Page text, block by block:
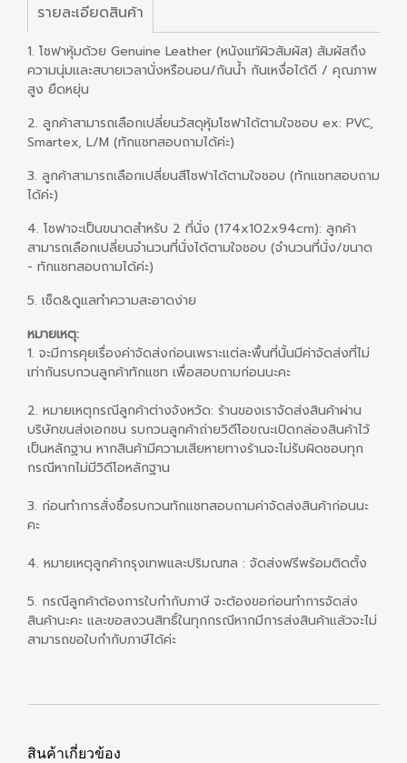
รายละเอียดสินค้า
1. โซฟาหุ้มด้วย Genuine Leather (หนังแท้ผิวสัมผัส) สัมผัสถึง
ความนุ่มและสบายเวลานั่งหรือนอน/กันน้ำ กันเหงื่อได้ดี / คุณภาพ
สูง ยืดหยุ่น
2. ลูกค้าสามารถเลือกเปลี่ยนวัสดุหุ้มโซฟาได้ตามใจชอบ ex: PVC,
Smartex, L/M (ทักแชทสอบถามได้ค่ะ)
3. ลูกค้าสามารถเลือกเปลี่ยนสีโซฟาได้ตามใจชอบ (ทักแชทสอบถาม
ได้ค่ะ)
4. โซฟาจะเป็นขนาดสำหรับ 2 ที่นั่ง (174x102x94cm): ลูกค้า
สามารถเลือกเปลี่ยนจำนวนที่นั่งได้ตามใจชอบ (จำนวนที่นั่ง/ขนาด
- ทักแชทสอบถามได้ค่ะ)
5. เช็ด&ดูแลทำความสะอาดง่าย
หมายเหตุ:
1. จะมีการคุยเรื่องค่าจัดส่งก่อนเพราะแต่ละพื้นที่นั้นมีค่าจัดส่งที่ไม่
เท่ากันรบกวนลูกค้าทักแชท เพื่อสอบถามก่อนนะคะ
2. หมายเหตุกรณีลูกค้าต่างจังหวัด: ร้านของเราจัดส่งสินค้าผ่าน
บริษัทขนส่งเอกชน รบกวนลูกค้าถ่ายวิดีโอขณะเปิดกล่องสินค้าไว้
เป็นหลักฐาน หากสินค้ามีความเสียหายทางร้านจะไม่รับผิดชอบทุก
กรณีหากไม่มีวิดีโอหลักฐาน
3. ก่อนทำการสั่งซื้อรบกวนทักแชทสอบถามค่าจัดส่งสินค้าก่อนนะ
คะ
4. หมายเหตุลูกค้ากรุงเทพและปริมณฑล : จัดส่งฟรีพร้อมติดตั้ง
5. กรณีลูกค้าต้องการใบกำกับภาษี จะต้องขอก่อนทำการจัดส่ง
สินค้านะคะ และขอสงวนสิทธิ์ในทุกกรณีหากมีการส่งสินค้าแล้วจะไม่
สามารถขอใบกำกับภาษีได้ค่ะ
สินค้าเกี่ยวข้อง